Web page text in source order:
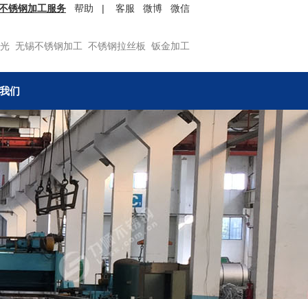
锈钢加工服务 帮助 | 客服 微博 微信
无锡不锈钢加工 不锈钢拉丝板 钣金加工
们